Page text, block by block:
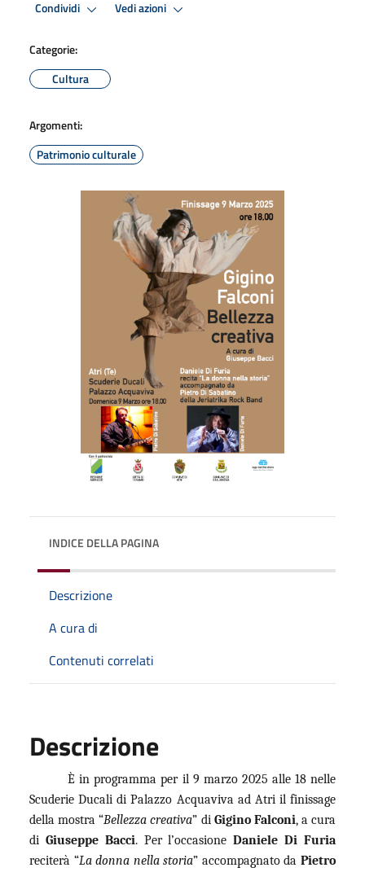
Condividi Vedi azioni
Categorie:
Cultura
Argomenti:
Patrimonio culturale
INDICE DELLA PAGINA
Descrizione
A cura di
Contenuti correlati
Descrizione
È in programma per il 9 marzo 2025 alle 18 nelle
Scuderie Ducali di Palazzo Acquaviva ad Atri il finissage
della mostra “Bellezza creativa” di Gigino Falconi, a cura
di Giuseppe Bacci. Per l’occasioneDaniele Di Furia
reciterà “La donna nella storia” accompagnato daPietro